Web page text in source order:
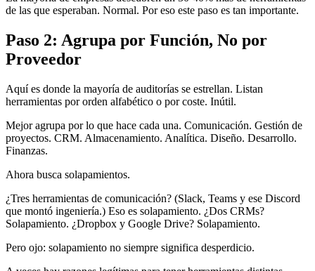
de las que esperaban. Normal. Por eso este paso es tan importante.
Paso 2: Agrupa por Función, No por
Proveedor
Aquí es donde la mayoría de auditorías se estrellan. Listan
herramientas por orden alfabético o por coste. Inútil.
Mejor agrupa por lo que hace cada una. Comunicación. Gestión de
proyectos. CRM. Almacenamiento. Analítica. Diseño. Desarrollo.
Finanzas.
Ahora busca solapamientos.
¿Tres herramientas de comunicación? (Slack, Teams y ese Discord
que montó ingeniería.) Eso es solapamiento. ¿Dos CRMs?
Solapamiento. ¿Dropbox y Google Drive? Solapamiento.
Pero ojo: solapamiento no siempre significa desperdicio.